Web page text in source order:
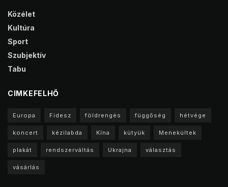
Közélet
Kultúra
Sport
Szubjektív
Tabu
CIMKEFELHŐ
Europa Fidesz földrengés függőség hétvége
koncert kézilabda Kína kütyük Menekültek
plakát rendszerváltás Ukrajna választás
vásárlás